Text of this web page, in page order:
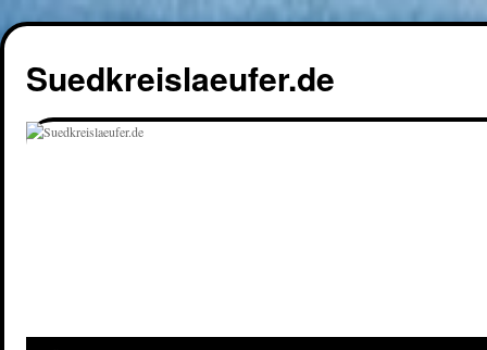
Suedkreislaeufer.de